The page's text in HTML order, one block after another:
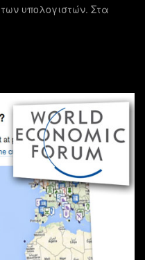
των υπολογιστών. Στα